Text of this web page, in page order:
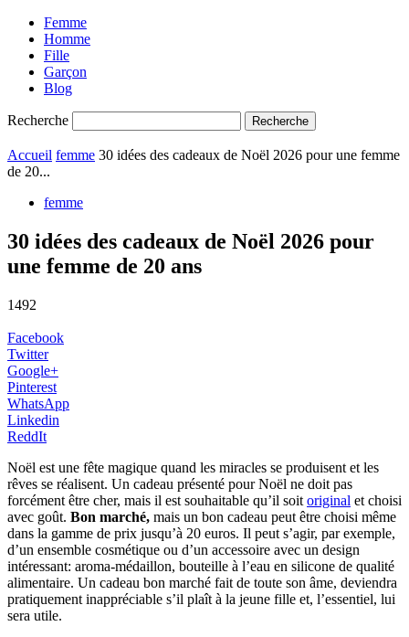
Femme
Homme
Fille
Garçon
Blog
Recherche
Accueil femme 30 idées des cadeaux de Noël 2026 pour une femme
de 20...
femme
30 idées des cadeaux de Noël 2026 pour
une femme de 20 ans
1492
Facebook
Twitter
Google+
Pinterest
WhatsApp
Linkedin
ReddIt
Noël est une fête magique quand les miracles se produisent et les
rêves se réalisent. Un cadeau présenté pour Noël ne doit pas
forcément être cher, mais il est souhaitable qu’il soit original et choisi
avec goût. Bon marché, mais un bon cadeau peut être choisi même
dans la gamme de prix jusqu’à 20 euros. Il peut s’agir, par exemple,
d’un ensemble cosmétique ou d’un accessoire avec un design
intéressant: aroma-médaillon, bouteille à l’eau en silicone de qualité
alimentaire. Un cadeau bon marché fait de toute son âme, deviendra
pratiquement inappréciable s’il plaît à la jeune fille et, l’essentiel, lui
sera utile.